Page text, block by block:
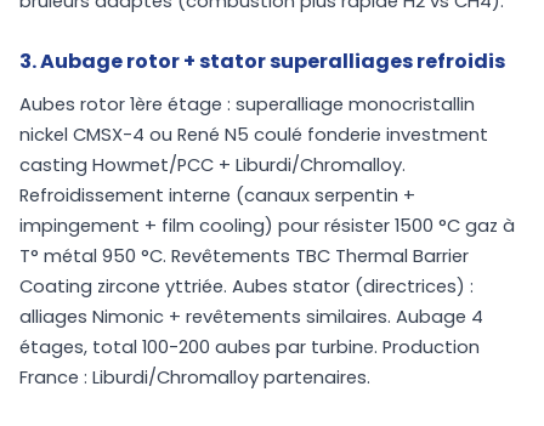
3. Aubage rotor + stator superalliages refroidis
Aubes rotor 1ère étage : superalliage monocristallin
nickel CMSX-4 ou René N5 coulé fonderie investment
casting Howmet/PCC + Liburdi/Chromalloy.
Refroidissement interne (canaux serpentin +
impingement + film cooling) pour résister 1500 °C gaz à
T° métal 950 °C. Revêtements TBC Thermal Barrier
Coating zircone yttriée. Aubes stator (directrices) :
alliages Nimonic + revêtements similaires. Aubage 4
étages, total 100-200 aubes par turbine. Production
France : Liburdi/Chromalloy partenaires.